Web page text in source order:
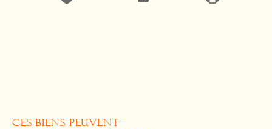
CES BIENS PEUVENT